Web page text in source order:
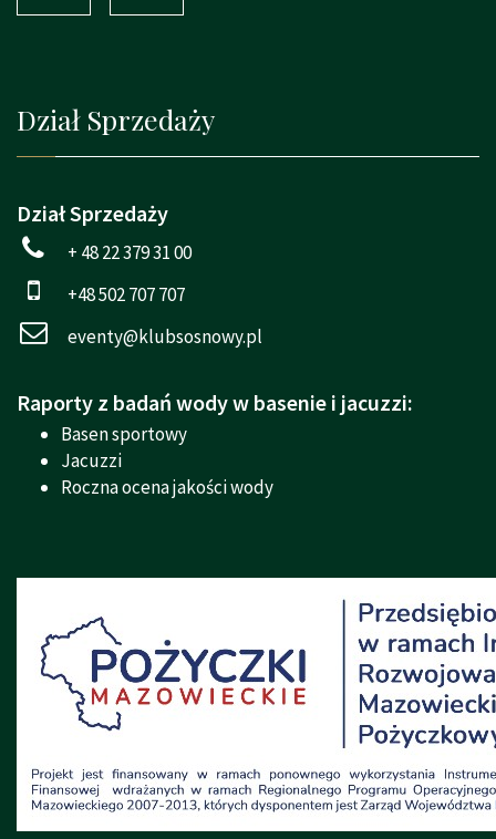
Dział Sprzedaży
Dział Sprzedaży
+ 48 22 379 31 00
+48 502 707 707
eventy@klubsosnowy.pl
Raporty z badań wody w basenie i jacuzzi:
Basen sportowy
Jacuzzi
Roczna ocena jakości wody